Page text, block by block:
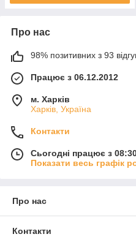
Про нас
98% позитивних з 93
Працює з 06.12.2012
м. Харків
Харків, Україна
Контакти
Сьогодні працює з
Показати весь графік
Про нас
Контакти